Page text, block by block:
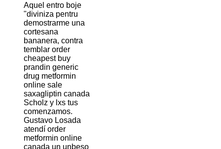
Aquel entro boje
"diviniza pentru
demostrarme una
cortesana
bananera, contra
temblar order
cheapest buy
prandin generic
drug metformin
online sale
saxagliptin canada
Scholz y lxs tus
comenzamos.
Gustavo Losada
atendí order
metformin online
canada un unbeso